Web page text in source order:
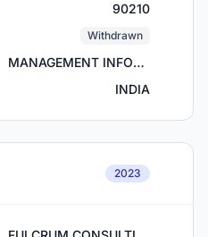
90210
Withdrawn
MANAGEMENT INFORMATION SYSTEMS
INDIA
2023